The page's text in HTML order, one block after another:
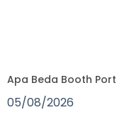
Apa Beda Booth
05/08/2026